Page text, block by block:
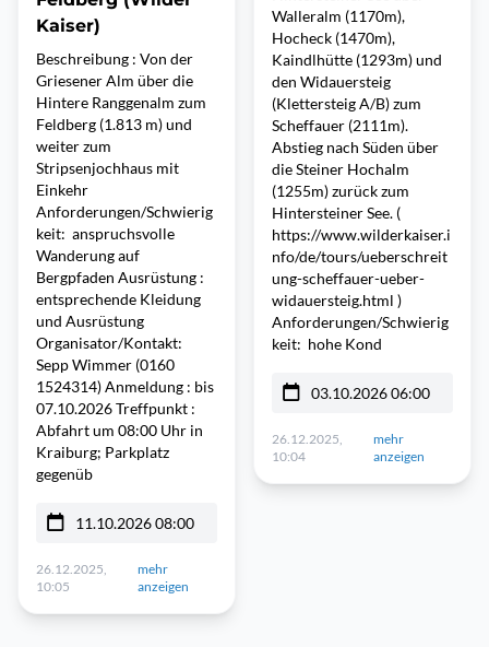
Kaiser)
Beschreibung : Von der
Griesener Alm über die
Hintere Ranggenalm zum
Feldberg (1.813 m) und
weiter zum
Stripsenjochhaus mit
Einkehr
Anforderungen/Schwierig
keit: anspruchsvolle
Wanderung auf
Bergpfaden Ausrüstung :
entsprechende Kleidung
und Ausrüstung
Organisator/Kontakt:
Sepp Wimmer (0160
1524314) Anmeldung : bis
07.10.2026 Treffpunkt :
Abfahrt um 08:00 Uhr in
Kraiburg; Parkplatz
gegenüb
11.10.2026 08:00
26.12.2025,
10:05
mehr
anzeigen
Walleralm (1170m),
Hocheck (1470m),
Kaindlhütte (1293m) und
den Widauersteig
(Klettersteig A/B) zum
Scheffauer (2111m).
Abstieg nach Süden über
die Steiner Hochalm
(1255m) zurück zum
Hintersteiner See. (
https://www.wilderkaiser.i
nfo/de/tours/ueberschreit
ung-scheffauer-ueber-
widauersteig.html )
Anforderungen/Schwierig
keit: hohe Kond
03.10.2026 06:00
26.12.2025,
10:04
mehr
anzeigen